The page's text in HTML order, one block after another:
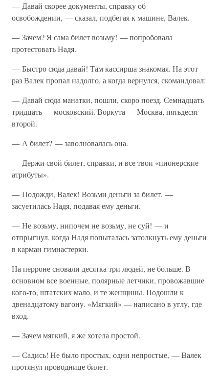
— Давай скорее документы, справку об
освобождении, — сказал, подбегая к машине, Валек.
— Зачем? Я сама билет возьму! — попробовала
протестовать Надя.
— Быстро сюда давай! Там кассирша знакомая. На этот
раз Валек пропал надолго, а когда вернулся, скомандовал:
— Давай сюда манатки, пошли, скоро поезд. Семнадцать
тридцать — московский. Воркута — Москва, пятьдесят
второй.
— А билет? — заволновалась она.
— Держи свой билет, справки, и все твои «пионерские
атрибуты».
— Подожди, Валек! Возьми деньги за билет, —
засуетилась Надя, подавая ему деньги.
— Не возьму, нипочем не возьму, не суй! — и
отпрыгнул, когда Надя попыталась затолкнуть ему деньги
в карман гимнастерки.
На перроне сновали десятка три людей, не больше. В
основном все военные, полярные летчики, провожавшие
кого-то, штатских мало, и те женщины. Подошли к
двенадцатому вагону. «Мягкий» — написано в углу, где
вход.
— Зачем мягкий, я же хотела простой.
— Садись! Не было простых, одни непростые, — Валек
протянул проводнице билет.